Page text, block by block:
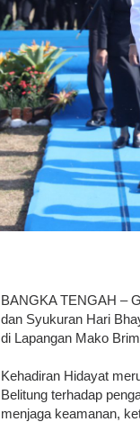
BANGKA TENGAH –
dan Syukuran Hari
di Lapangan Mako
Kehadiran Hidayat
Belitung terhadap
menjaga keamanan,